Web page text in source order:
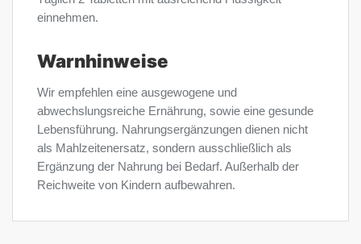
einnehmen.
Warnhinweise
Wir empfehlen eine ausgewogene und
abwechslungsreiche Ernährung, sowie eine gesunde
Lebensführung. Nahrungsergänzungen dienen nicht
als Mahlzeitenersatz, sondern ausschließlich als
Ergänzung der Nahrung bei Bedarf. Außerhalb der
Reichweite von Kindern aufbewahren.